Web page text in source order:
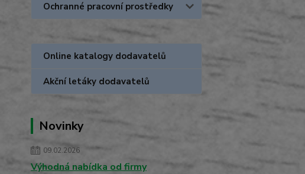
Ochranné pracovní prostředky
Online katalogy dodavatelů
Akční letáky dodavatelů
Novinky
09.02.2026
Výhodná nabídka od firmy